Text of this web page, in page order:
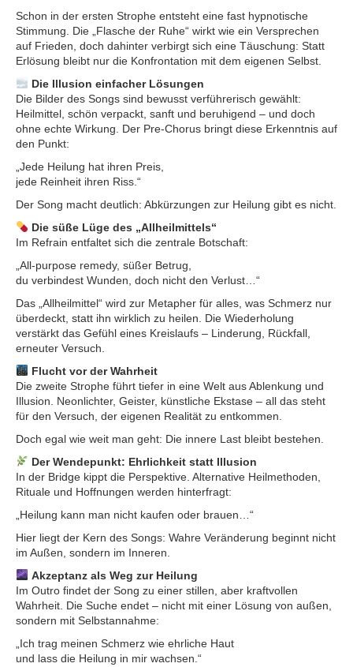
Schon in der ersten Strophe entsteht eine fast hypnotische
Stimmung. Die „Flasche der Ruhe“ wirkt wie ein Versprechen
auf Frieden, doch dahinter verbirgt sich eine Täuschung: Statt
Erlösung bleibt nur die Konfrontation mit dem eigenen Selbst.
Die Illusion einfacher Lösungen
Die Bilder des Songs sind bewusst verführerisch gewählt:
Heilmittel, schön verpackt, sanft und beruhigend – und doch
ohne echte Wirkung. Der Pre-Chorus bringt diese Erkenntnis auf
den Punkt:
„Jede Heilung hat ihren Preis,
jede Reinheit ihren Riss.“
Der Song macht deutlich: Abkürzungen zur Heilung gibt es nicht.
Die süße Lüge des „Allheilmittels“
Im Refrain entfaltet sich die zentrale Botschaft:
„All-purpose remedy, süßer Betrug,
du verbindest Wunden, doch nicht den Verlust…“
Das „Allheilmittel“ wird zur Metapher für alles, was Schmerz nur
überdeckt, statt ihn wirklich zu heilen. Die Wiederholung
verstärkt das Gefühl eines Kreislaufs – Linderung, Rückfall,
erneuter Versuch.
Flucht vor der Wahrheit
Die zweite Strophe führt tiefer in eine Welt aus Ablenkung und
Illusion. Neonlichter, Geister, künstliche Ekstase – all das steht
für den Versuch, der eigenen Realität zu entkommen.
Doch egal wie weit man geht: Die innere Last bleibt bestehen.
Der Wendepunkt: Ehrlichkeit statt Illusion
In der Bridge kippt die Perspektive. Alternative Heilmethoden,
Rituale und Hoffnungen werden hinterfragt:
„Heilung kann man nicht kaufen oder brauen…“
Hier liegt der Kern des Songs: Wahre Veränderung beginnt nicht
im Außen, sondern im Inneren.
Akzeptanz als Weg zur Heilung
Im Outro findet der Song zu einer stillen, aber kraftvollen
Wahrheit. Die Suche endet – nicht mit einer Lösung von außen,
sondern mit Selbstannahme:
„Ich trag meinen Schmerz wie ehrliche Haut
und lass die Heilung in mir wachsen.“